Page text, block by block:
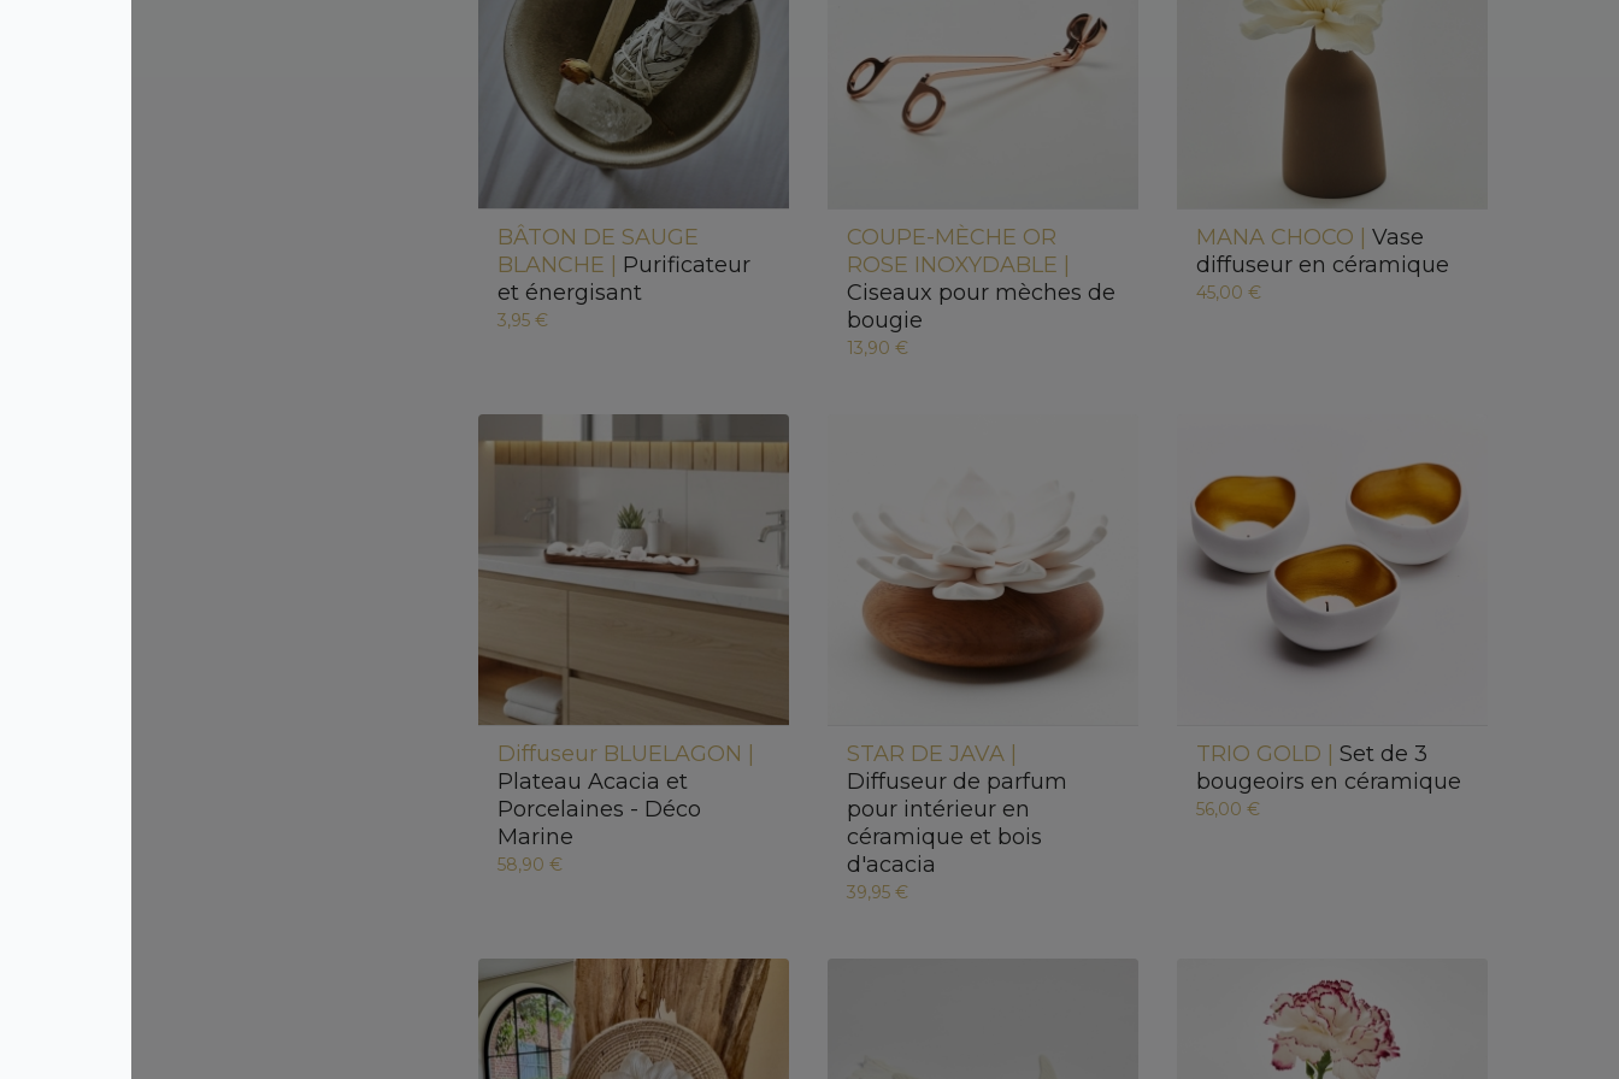
BÂTON DE SAUGE
BLANCHE | Purificateur
et énergisant
3,95 €
COUPE-MÈCHE OR
ROSE INOXYDABLE |
Ciseaux pour mèches de
bougie
13,90 €
MANA CHOCO |Vase
diffuseur en céramique
45,00 €
Diffuseur BLUELAGON |
Plateau Acacia et
Porcelaines - Déco
Marine
58,90 €
STAR DE JAVA |
Diffuseur de parfum
pour intérieur en
céramique et bois
d'acacia
39,95 €
TRIO GOLD |Set de 3
bougeoirs en céramique
56,00 €